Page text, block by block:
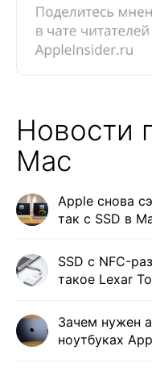
Новости
Mac
Apple снова
так с SSD в
SSD с NFC-
такое Lexar
Зачем нужен
ноутбуках